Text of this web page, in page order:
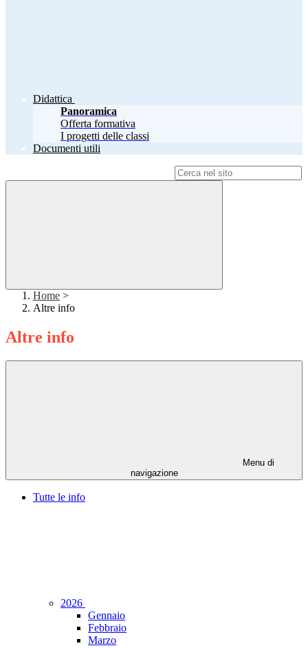
Didattica
Panoramica
Offerta formativa
I progetti delle classi
Documenti utili
Home >
Altre info
Altre info
Menu di
navigazione
Tutte le info
2026
Gennaio
Febbraio
Marzo